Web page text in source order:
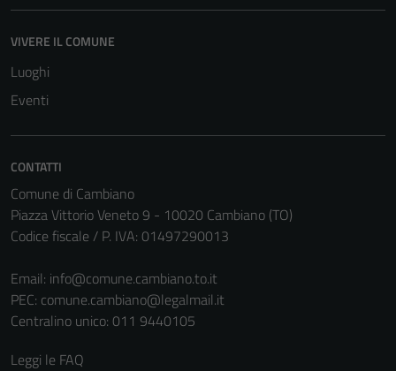
VIVERE IL COMUNE
Luoghi
Eventi
CONTATTI
Comune di Cambiano
Piazza Vittorio Veneto 9 - 10020 Cambiano (TO)
Codice fiscale / P. IVA: 01497290013
Email: info@comune.cambiano.to.it
PEC: comune.cambiano@legalmail.it
Centralino unico: 011 9440105
Leggi le FAQ